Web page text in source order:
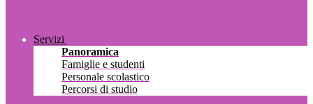
Servizi
Panoramica
Famiglie e studenti
Personale scolastico
Percorsi di studio